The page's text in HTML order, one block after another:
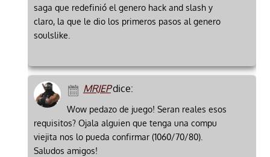
saga que redefinió el genero hack and slash y
claro, la que le dio los primeros pasos al genero
soulslike.
MRJEPdice:
Wow pedazo de juego! Seran reales esos
requisitos? Ojala alguien que tenga una compu
viejita nos lo pueda confirmar (1060/70/80).
Saludos amigos!